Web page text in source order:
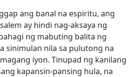
ang banal na espiritu, ang
ay hindi nag-aksaya ng
ng mabuting balita ng
sinimulan nila sa pulutong na
iyon. Tinupad ng kanilang
kapansin-pansing hula, na